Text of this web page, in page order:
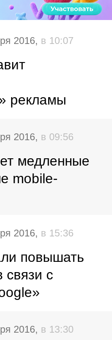
2016, в 10:07
рекламы
2016, в 09:56
медленные
mobile-
2016, в 15:36
повышать
связи с
2016, в 13:30